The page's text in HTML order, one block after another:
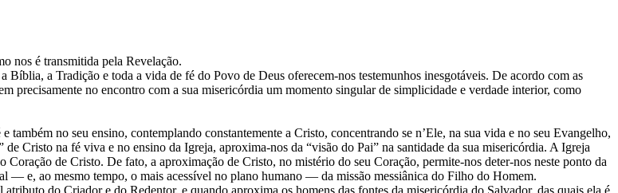
nos é transmitida pela Revelação.
a Tradição e toda a vida de fé do Povo de Deus oferecem-nos testemunhos inesgotáveis. De acordo com as
precisamente no encontro com a sua misericórdia um momento singular de simplicidade e verdade interior, como
no seu ensino, contemplando constantemente a Cristo, concentrando se n’Ele, na sua vida e no seu Evangelho,
Cristo na fé viva e no ensino da Igreja, aproxima-nos da “visão do Pai” na santidade da sua misericórdia. A Igreja
de Cristo. De fato, a aproximação de Cristo, no mistério do seu Coração, permite-nos deter-nos neste ponto da
— e, ao mesmo tempo, o mais acessível no plano humano — da missão messiânica do Filho do Homem.
atributo do Criador e do Redentor, e quando aproxima os homens das fontes da misericórdia do Salvador, das quais ela é